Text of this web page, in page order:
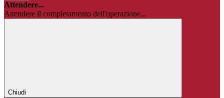
Attendere...
Attendere il completamento dell'operazione...
Chiudi